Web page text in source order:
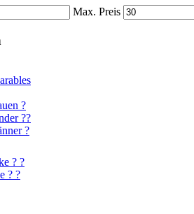
Max. Preis
?
??
?
? ?
? ?